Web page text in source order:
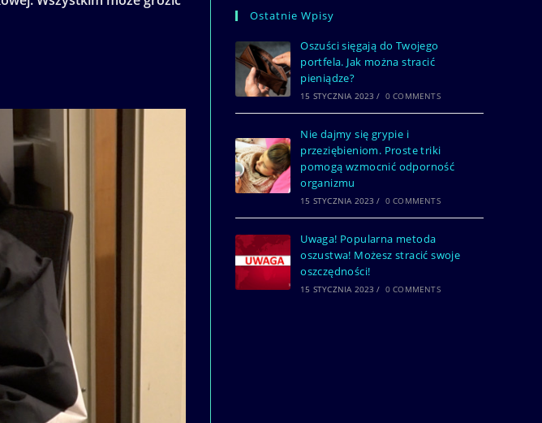
Ostatnie Wpisy
Oszuści sięgają do Twojego
portfela. Jak można stracić
pieniądze?
15 STYCZNIA 2023 / 0 COMMENTS
Nie dajmy się grypie i
przeziębieniom. Proste triki
pomogą wzmocnić odporność
organizmu
15 STYCZNIA 2023 / 0 COMMENTS
Uwaga! Popularna metoda
oszustwa! Możesz stracić swoje
oszczędności!
15 STYCZNIA 2023 / 0 COMMENTS